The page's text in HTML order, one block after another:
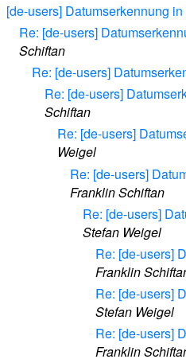
[de-users] Datumserkennung
Re: [de-users]
Schiftan
Re: [de-users]
Re: [de-users]
Schiftan
Re: [de-users]
Weigel
Re: [de-users]
Franklin Schiftan
Re: [de-users]
Stefan Weigel
Re: [de-users]
Franklin
Re: [de-users]
Stefan Weigel
Re: [de-users]
Franklin